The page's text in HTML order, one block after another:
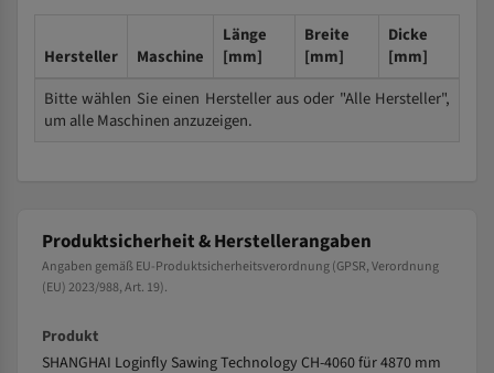
Hersteller Maschine
Länge
[mm]
Breite
[mm]
Dicke
[mm]
Bitte wählen Sie einen Hersteller aus oder "Alle Hersteller",
um alle Maschinen anzuzeigen.
Produktsicherheit & Herstellerangaben
Angaben gemäß EU-Produktsicherheitsverordnung (GPSR, Verordnung
(EU) 2023/988, Art. 19).
Produkt
SHANGHAI Loginfly Sawing Technology CH-4060 für 4870 mm